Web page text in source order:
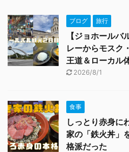
ブログ 旅行
【ジョホール
レーからモスク
王道＆ローカル
2026/8/1
食事
しっとり赤身に
家の「鉄火丼」
格派だった